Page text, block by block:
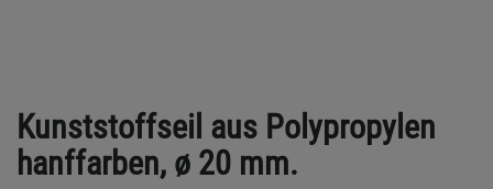
Kunststoffseil aus Polypropylen
hanffarben, ø 20 mm.